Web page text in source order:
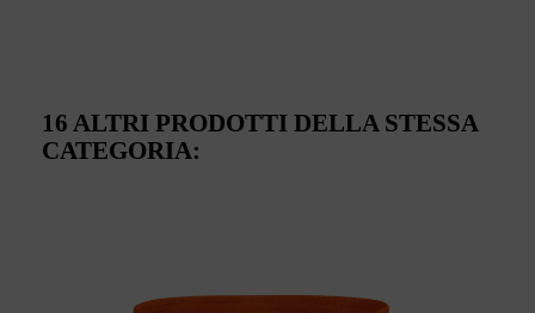
16 ALTRI PRODOTTI DELLA STESSA
CATEGORIA: